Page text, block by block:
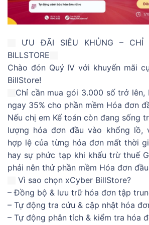
ƯU ĐÃI SIÊU KHỦNG – CHỈ
BILLSTORE
Chào đón Quý IV với khuyến mãi
BillStore!
Chỉ cần mua gói 3.000 số trở lên,
ngay 35% cho phần mềm Hóa đơn
Nếu chị em Kế toán còn đang sống
lượng hóa đơn đầu vào khổng lồ,
hợp lệ của từng hóa đơn mất thời
hay sự phức tạp khi khấu trừ thuế
phải nên thử phần mềm Hóa đơn
Vì sao chọn xCyber BillStore?
– Đồng bộ & lưu trữ hóa đơn tập
– Tự động tra cứu & cập nhật hóa
– Tự động phân tích & kiểm tra hóa